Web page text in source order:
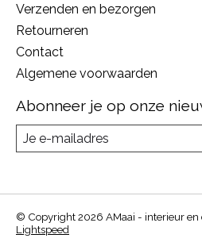
Verzenden en bezorgen
Retourneren
Contact
Algemene voorwaarden
Abonneer je op onze
© Copyright 2026 AMaai - interieur en
Lightspeed